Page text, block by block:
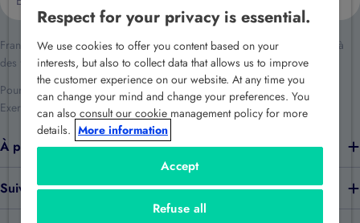
mail
France Sécurité traite vos données dans le cadre de la relation client et à
des fins de prospection commerciale.
Pour en savoir plus reportez-vous à notre
politique de confidentialité
Exercez vos droits en écrivant àrgpd@france-securite.fr .
À propos de nous
Suivez-nous
Respect for your privacy is essential.
We use cookies to offer you content based on your
interests, but also to collect data that allows us to improve
the customer experience on our website. At any time you
can change your mind and change your preferences. You
can also consult our cookie management policy for more
details. More information
Accept
Refuse all